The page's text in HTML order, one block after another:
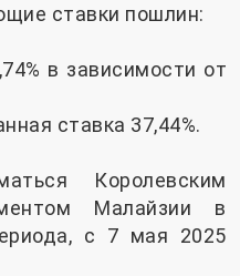
ставки пошлин:
в зависимости от
ставка 37,44%.
Королевским
Малайзии в
с 7 мая 2025